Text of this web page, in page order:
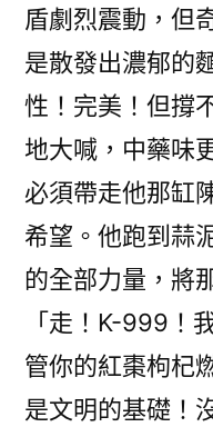
盾劇烈震動，但
是散發出濃郁的
性！完美！但撐
地大喊，中藥味
必須帶走他那缸
希望。他跑到蒜
的全部力量，將
「走！K-999！
管你的紅棗枸杞
是文明的基礎！